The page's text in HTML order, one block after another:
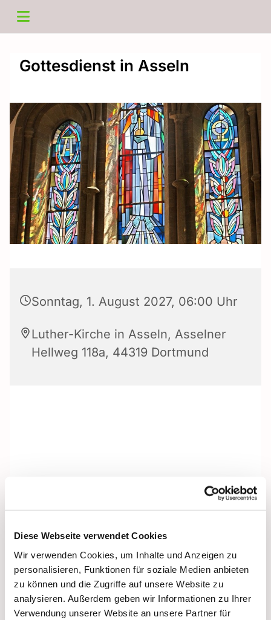
Diese Webseite verwendet Cookies
Wir verwenden Cookies, um Inhalte und Anzeigen zu
personalisieren, Funktionen für soziale Medien anbieten
zu können und die Zugriffe auf unsere Website zu
analysieren. Außerdem geben wir Informationen zu Ihrer
Verwendung unserer Website an unsere Partner für
Gottesdienst in Asseln
Sonntag, 1. August 2027, 06:00 Uhr
Luther-Kirche in Asseln, Asselner
Hellweg 118a, 44319 Dortmund